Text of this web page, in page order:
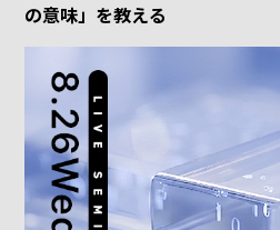
の意味」を教える